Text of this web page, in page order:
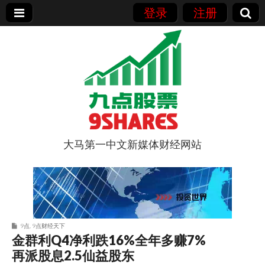
登录 注册
9点股票
大马第一中文新媒体财经网站
9点 9点财经天下
金群利Q4净利跌16%全年多赚7%
再派股息2.5仙益股东